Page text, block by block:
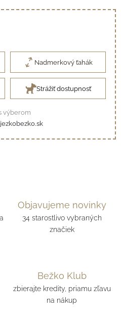
Nadmerkový ťahák
Strážiť dostupnosť
výberom
Objavujeme novinky
34 starostlivo vybraných
značiek
Bežko Klub
zbierajte kredity, priamu zľavu
na nákup